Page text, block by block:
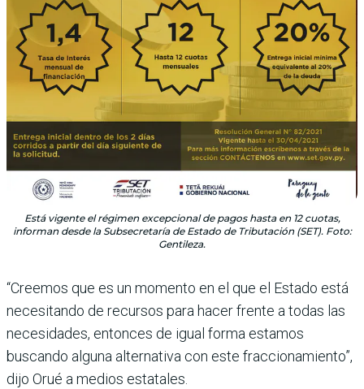
Está vigente el régimen excepcional de pagos hasta en 12 cuotas,
informan desde la Subsecretaría de Estado de Tributación (SET). Foto:
Gentileza.
“Creemos que es un momento en el que el Estado está
necesitando de recursos para hacer frente a todas las
necesidades, entonces de igual forma estamos
buscando alguna alternativa con este fraccionamiento”,
dijo Orué a medios estatales.